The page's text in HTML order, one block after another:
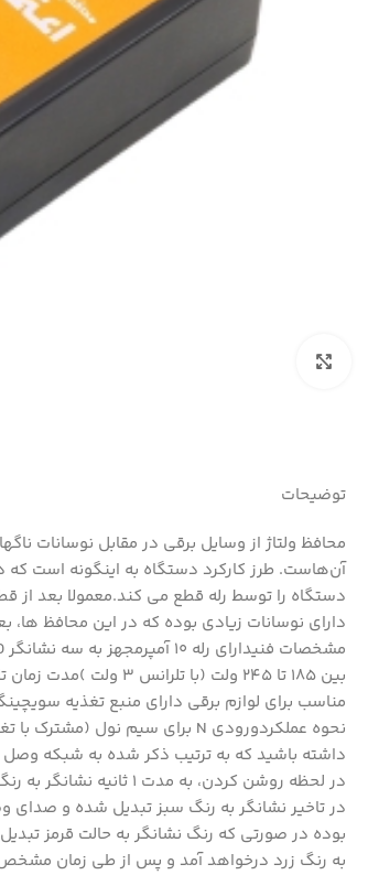
توضیحات
محافظ ولتاژ از وسایل برقی در مقابل نوسانات
آن‌هاست. طرز کارکرد دستگاه به اینگونه است
دستگاه را توسط رله قطع می کند.معمولا بعد از
دارای نوسانات زیادی بوده که در این محافظ
بین 185 تا 245 ولت (با تلرانس 3 ولت )مدت زمان تاخیر در وصل خروجی یک دقیقه (با تلرانس 15 ثانیه)قطع سریع برق در نوسانات شبکه
مناسب برای لوازم برقی دارای منبع تغذیه
داشته باشید که به ترتیب ذکر شده به شبکه وصل
در لحظه روشن کردن،
در تاخیر نشانگر به رنگ سبز تبدیل شده و
بوده در صورتی که رنگ نشانگر به حالت قرمز
به رنگ زرد درخواهد آمد و پس از طی زمان